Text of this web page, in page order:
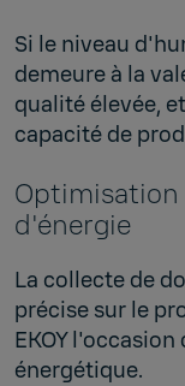
Si le niveau
demeure à la
qualité élevée,
capacité de
Optimisation
d'énergie
La collecte de
précise sur le
EKOY
énergétique.